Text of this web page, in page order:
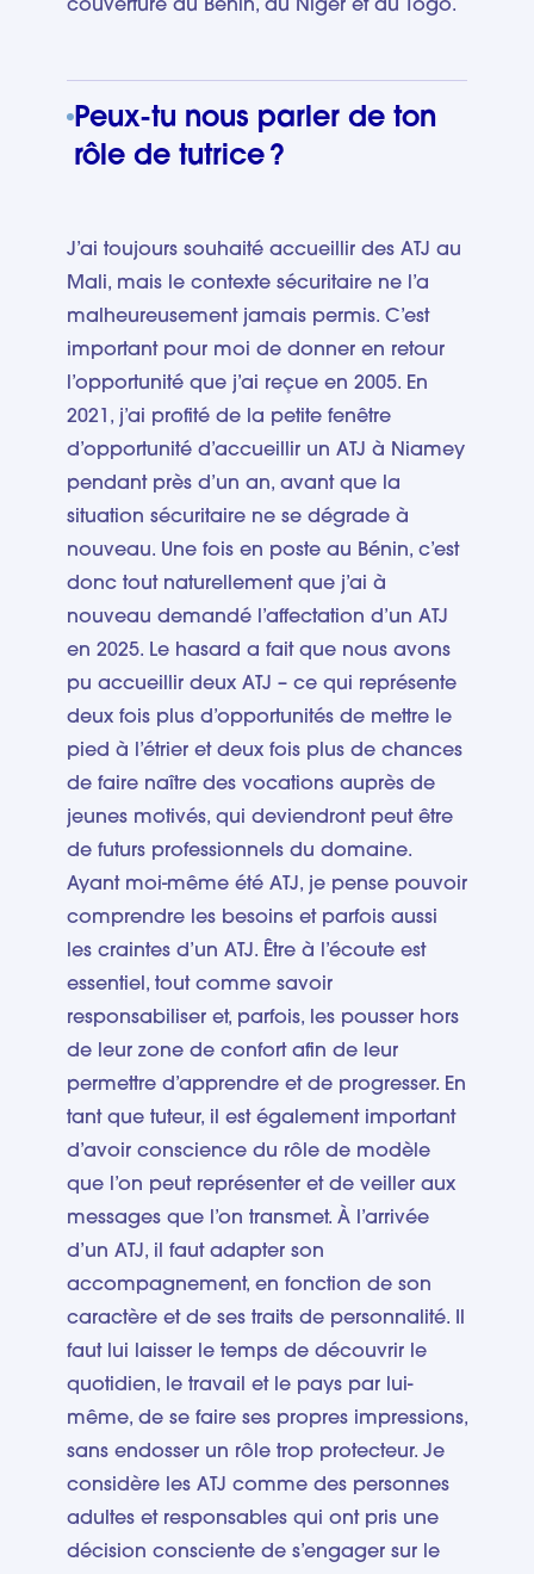
couverture du Bénin, du Niger et du Togo.
Peux-tu nous parler de ton
rôle de tutrice ?
J’ai toujours souhaité accueillir des ATJ au
Mali, mais le contexte sécuritaire ne l’a
malheureusement jamais permis. C’est
important pour moi de donner en retour
l’opportunité que j’ai reçue en 2005. En
2021, j’ai profité de la petite fenêtre
d’opportunité d’accueillir un ATJ à Niamey
pendant près d’un an, avant que la
situation sécuritaire ne se dégrade à
nouveau. Une fois en poste au Bénin, c’est
donc tout naturellement que j’ai à
nouveau demandé l’affectation d’un ATJ
en 2025. Le hasard a fait que nous avons
pu accueillir deux ATJ – ce qui représente
deux fois plus d’opportunités de mettre le
pied à l’étrier et deux fois plus de chances
de faire naître des vocations auprès de
jeunes motivés, qui deviendront peut être
de futurs professionnels du domaine.
Ayant moi-même été ATJ, je pense pouvoir
comprendre les besoins et parfois aussi
les craintes d’un ATJ. Être à l’écoute est
essentiel, tout comme savoir
responsabiliser et, parfois, les pousser hors
de leur zone de confort afin de leur
permettre d’apprendre et de progresser. En
tant que tuteur, il est également important
d’avoir conscience du rôle de modèle
que l’on peut représenter et de veiller aux
messages que l’on transmet. À l’arrivée
d’un ATJ, il faut adapter son
accompagnement, en fonction de son
caractère et de ses traits de personnalité. Il
faut lui laisser le temps de découvrir le
quotidien, le travail et le pays par lui-
même, de se faire ses propres impressions,
sans endosser un rôle trop protecteur. Je
considère les ATJ comme des personnes
adultes et responsables qui ont pris une
décision consciente de s’engager sur le